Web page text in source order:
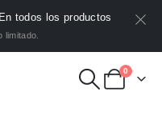
En todos los productos
limitado.
0